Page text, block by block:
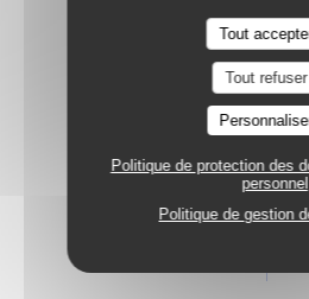
Tout
Tout refuser
Politique de protection des
personnel
Politique de gestion
POLENTA
POÊLÉE DE